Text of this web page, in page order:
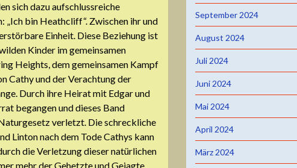
sich dazu aufschlussreiche
„Ich bin Heathcliff“. Zwischen ihr und
Einheit. Diese Beziehung ist
Kinder im gemeinsamen
Heights, dem gemeinsamen Kampf
Cathy und der Verachtung der
Durch ihre Heirat mit Edgar und
begangen und dieses Band
verletzt. Die schreckliche
Linton nach dem Tode Cathys kann
die Verletzung dieser natürlichen
mehr der Gehetzte und Gejagte,
September 2024
August 2024
Juli 2024
Juni 2024
Mai 2024
April 2024
März 2024